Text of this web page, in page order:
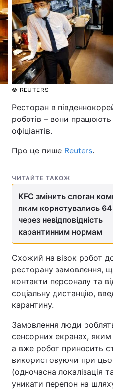
© REUTERS
Ресторан в
роботів – вони працюють
офіціантів.
Про це пише Reuters.
ЧИТАЙТЕ ТАКОЖ
KFC змінить слоган
яким користувались
через невідповідність
карантинним нормам
Схожий на візок робот
ресторану замовлення,
контакти персоналу та
соціальну дистанцію,
карантину.
Замовлення люди
сенсорних екранах, яким
а вже робот приносить
використовуючи при
(одночасна локалізація
уникати перепон на